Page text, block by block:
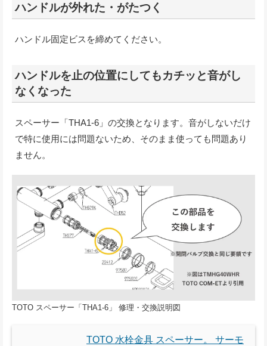
ハンドルが外れた・がたつく
ハンドル固定ビスを締めてください。
ハンドルを止の位置にしてもカチッと音がし
なくなった
スペーサー「THA1-6」の交換となります。音がしないだけ
で特に使用には問題ないため、そのまま使っても問題あり
ません。
TOTO スペーサー「THA1-6」 修理・交換説明図
TOTO 水栓金具 スペーサー。 サーモ